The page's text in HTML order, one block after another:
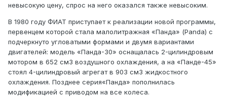
невысокую цену, спрос на него оказался также невысоким.
В 1980 году ФИАТ приступает к реализации новой программы,
первенцем которой стала малолитражная «Панда» (Panda) с
подчеркнуто угловатыми формами и двумя вариантами
двигателей: модель «Панда-30» оснащалась 2-цилиндровым
мотором в 652 см3 воздушного охлаждения, а на «Панде-45»
стоял 4-цилиндровый агрегат в 903 см3 жидкостного
охлаждения. Позднее серия«Панда» пополнилась
модификацией с приводом на все колеса.